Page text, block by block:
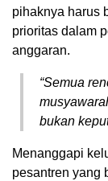
pihaknya harus
prioritas dalam
anggaran.
“Semua
bukan
Menanggapi
pesantren yang